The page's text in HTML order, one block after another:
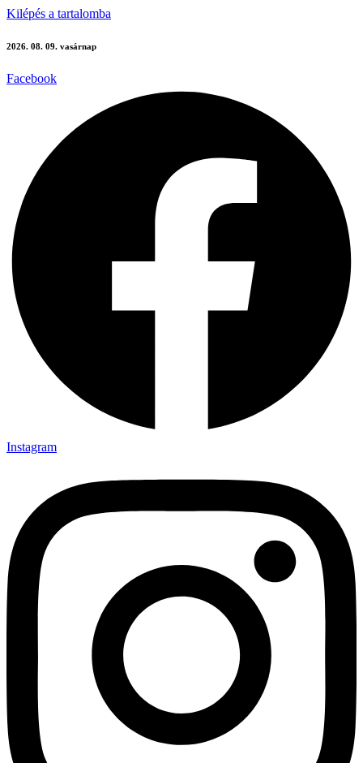
Kilépés a tartalomba
2026. 08. 09. vasárnap
Facebook
Instagram